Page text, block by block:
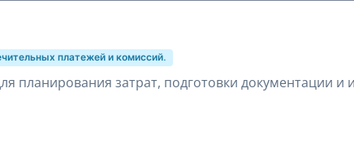
платежей и комиссий.
планирования затрат, подготовки документации и